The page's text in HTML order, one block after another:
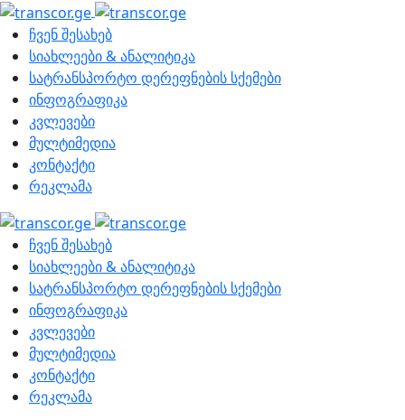
ჩვენ შესახებ
სიახლეები & ანალიტიკა
სატრანსპორტო დერეფნების სქემები
ინფოგრაფიკა
კვლევები
მულტიმედია
კონტაქტი
რეკლამა
ჩვენ შესახებ
სიახლეები & ანალიტიკა
სატრანსპორტო დერეფნების სქემები
ინფოგრაფიკა
კვლევები
მულტიმედია
კონტაქტი
რეკლამა